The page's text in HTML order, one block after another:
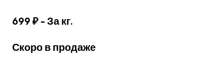
699 ₽ - За кг.
Скоро в продаже